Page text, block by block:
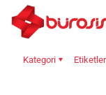
Kategori Etiketler